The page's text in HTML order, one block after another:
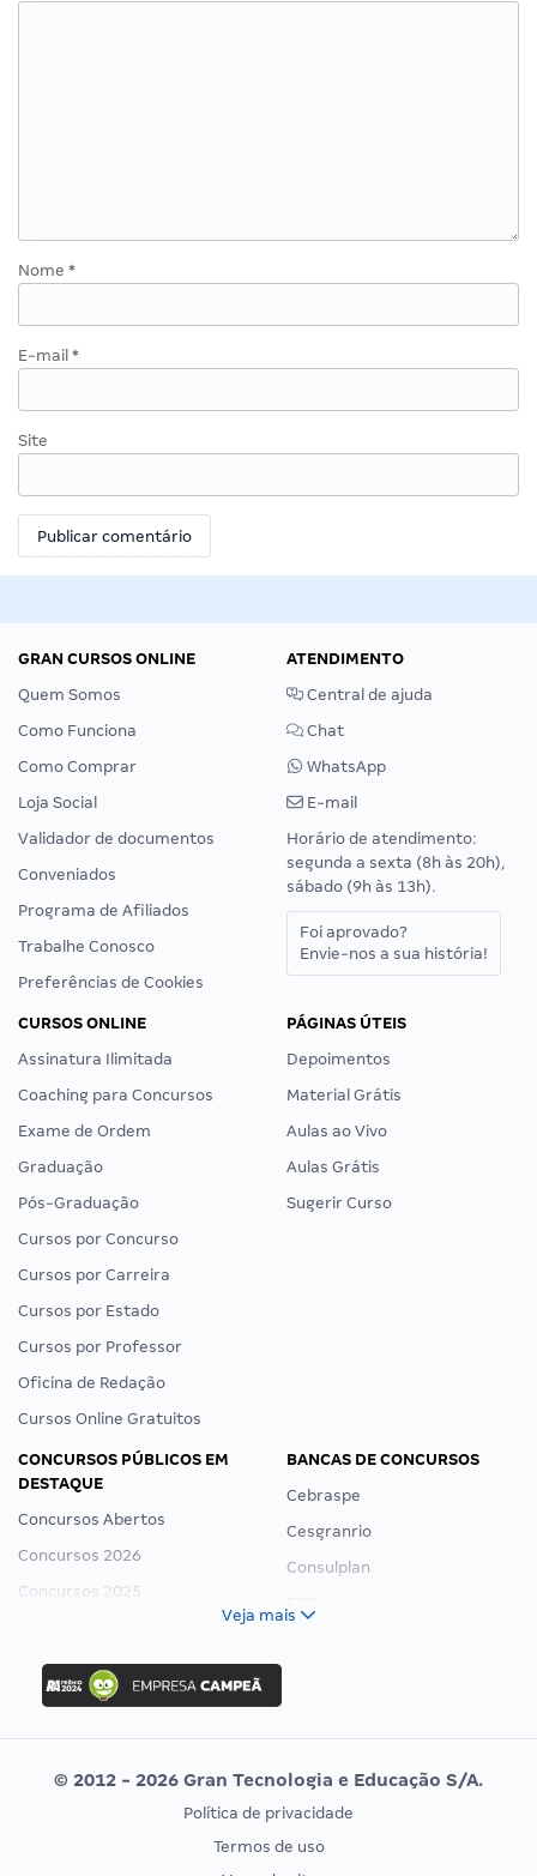
Nome *
E-mail *
Site
GRAN CURSOS ONLINE
Quem Somos
Como Funciona
Como Comprar
Loja Social
Validador de documentos
Conveniados
Programa de Afiliados
Trabalhe Conosco
Preferências de Cookies
ATENDIMENTO
Central de ajuda
Chat
WhatsApp
E-mail
Horário de atendimento:
segunda a sexta (8h às 20h),
sábado (9h às 13h).
Foi aprovado?
Envie-nos a sua história!
CURSOS ONLINE
Assinatura Ilimitada
Coaching para Concursos
Exame de Ordem
Graduação
Pós-Graduação
Cursos por Concurso
Cursos por Carreira
Cursos por Estado
Cursos por Professor
Oficina de Redação
Cursos Online Gratuitos
PÁGINAS ÚTEIS
Depoimentos
Material Grátis
Aulas ao Vivo
Aulas Grátis
Sugerir Curso
CONCURSOS PÚBLICOS EM
DESTAQUE
Concursos Abertos
Concursos 2026
Concursos 2025
Concurso Ibama
Concurso MPU
Editais publicados
BANCAS DE CONCURSOS
Cebraspe
Cesgranrio
Consulplan
Vunesp
CONCURSOS POR PROFISSÃO
EXAME DE ORDEM
Veja mais
© 2012 - 2026 Gran Tecnologia e Educação S/A.
Política de privacidade
Termos de uso